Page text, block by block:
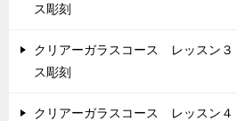
ス彫刻
クリアーガラスコース レッスン
ス彫刻
クリアーガラスコース レッスン